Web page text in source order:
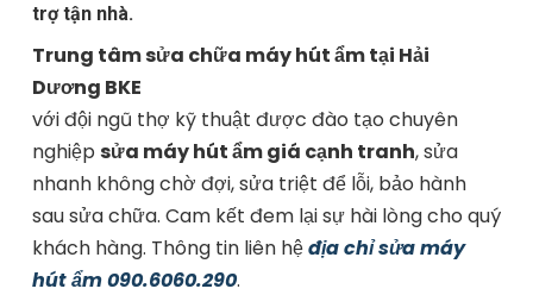
trợ tận nhà.
Trung tâm sửa chữa máy hút ẩm tại Hải
Dương BKE
với đội ngũ thợ kỹ thuật được đào tạo chuyên
nghiệp sửa máy hút ẩm giá cạnh tranh, sửa
nhanh không chờ đợi, sửa triệt để lỗi, bảo hành
sau sửa chữa. Cam kết đem lại sự hài lòng cho quý
khách hàng. Thông tin liên hệđịa chỉ sửa máy
hút ẩm 090.6060.290.